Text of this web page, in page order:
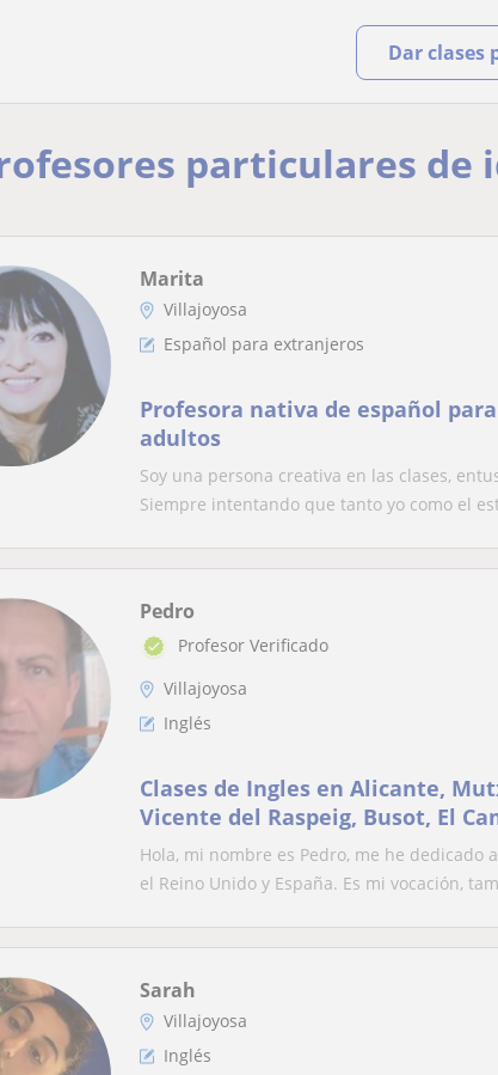
Dar clases
particulares de
Marita
Villajoyosa
Español para extranjeros
Profesora nativa de español
adultos
Soy una persona creativa en las clases,
Siempre intentando que tanto yo como el
Pedro
Profesor Verificado
Villajoyosa
Inglés
Clases de Ingles en Alicante,
Vicente del Raspeig, Busot, El
años de experiencia
Hola, mi nombre es Pedro, me he dedicado
el Reino Unido y España. Es mi vocación,
Sarah
Villajoyosa
Inglés